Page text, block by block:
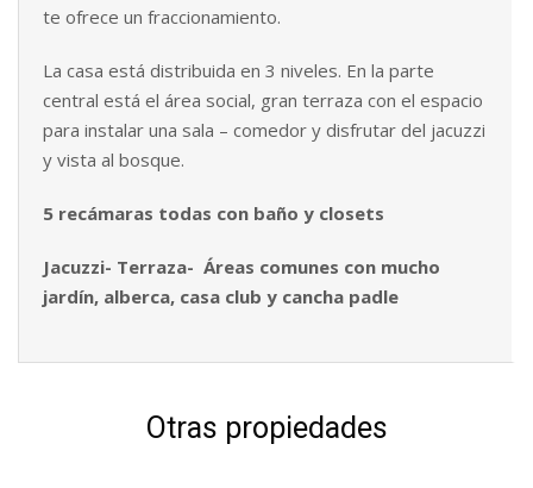
te ofrece un fraccionamiento.
La casa está distribuida en 3 niveles. En la parte
central está el área social, gran terraza con el espacio
para instalar una sala – comedor y disfrutar del jacuzzi
y vista al bosque.
5 recámaras todas con baño y closets
Jacuzzi- Terraza- Áreas comunes con mucho
jardín, alberca, casa club y cancha padle
Otras propiedades